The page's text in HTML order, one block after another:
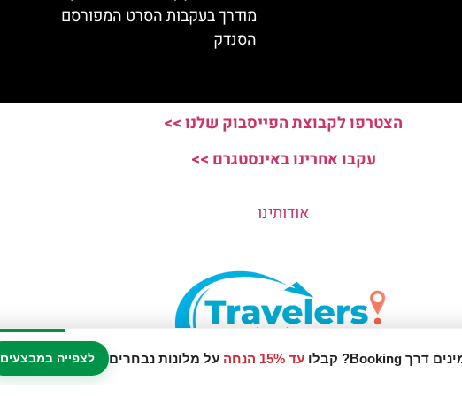
עד 15% הנחה על מלונות נבחרים לצפייה במבצעים
מודרך בעקבות הסרט המפורסם
הסנדק
הצטרפו לקבוצת הפייסבוק שלנו >>
עקבו אחרינו באינסטגרם >>
אודותינו